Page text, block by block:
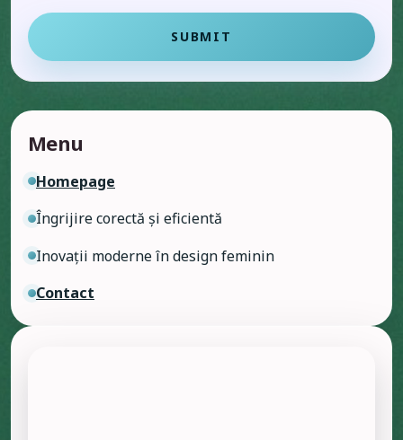
SUBMIT
Menu
Homepage
Îngrijire corectă și eficientă
Inovații moderne în design feminin
Contact